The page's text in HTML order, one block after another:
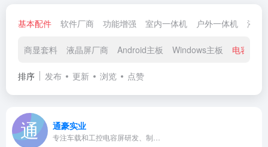
基本配件 软件厂商 功能增强 室内一体机 户外一体机 液晶
商显套料 液晶屏厂商 Android主板 Windows主板 电容触摸
排序 发布 更新 浏览 点赞
通豪实业
专注车载和工控电容屏研发、制…